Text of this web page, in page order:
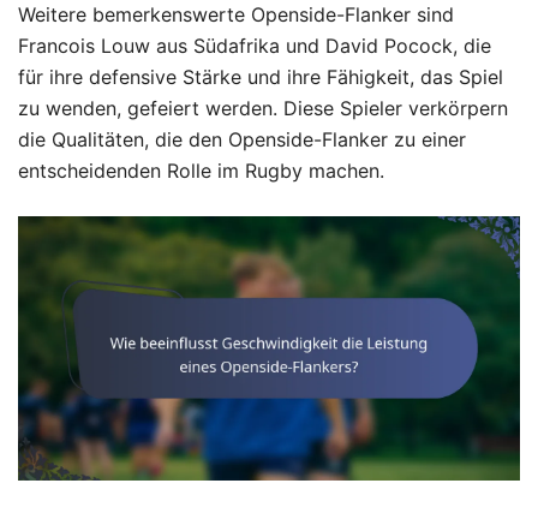
Weitere bemerkenswerte Openside-Flanker sind
Francois Louw aus Südafrika und David Pocock, die
für ihre defensive Stärke und ihre Fähigkeit, das Spiel
zu wenden, gefeiert werden. Diese Spieler verkörpern
die Qualitäten, die den Openside-Flanker zu einer
entscheidenden Rolle im Rugby machen.